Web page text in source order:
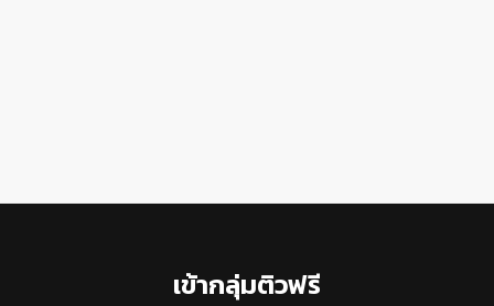
เข้ากลุ่มติวฟรี